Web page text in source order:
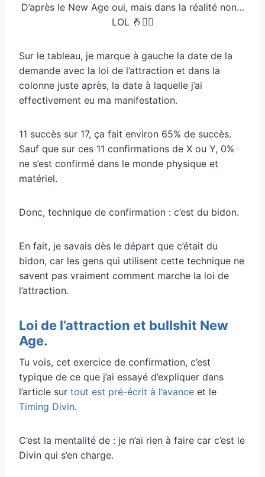
D’après le New Age oui, mais dans la réalité non…
LOL 🤞🤷‍♀
Sur le tableau, je marque à gauche la date de la
demande avec la loi de l’attraction et dans la
colonne juste après, la date à laquelle j’ai
effectivement eu ma manifestation.
11 succès sur 17, ça fait environ 65% de succès.
Sauf que sur ces 11 confirmations de X ou Y, 0%
ne s’est confirmé dans le monde physique et
matériel.
Donc, technique de confirmation : c’est du bidon.
En fait, je savais dès le départ que c’était du
bidon, car les gens qui utilisent cette technique ne
savent pas vraiment comment marche la loi de
l’attraction.
Loi de l’attraction et bullshit New
Age.
Tu vois, cet exercice de confirmation, c’est
typique de ce que j’ai essayé d’expliquer dans
l’article sur tout est pré-écrit à l’avance et le
Timing Divin.
C’est la mentalité de : je n’ai rien à faire car c’est le
Divin qui s’en charge.